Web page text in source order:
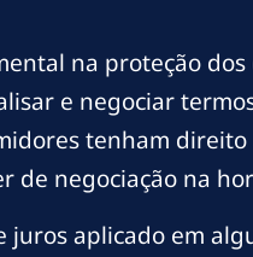
na proteção
e negociar
tenham
de negociação na
aplicado em